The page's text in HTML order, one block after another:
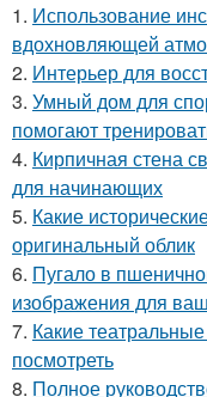
1. Использование
вдохновляющей
2. Интерьер для
3. Умный дом для
помогают
4. Кирпичная стена
для начинающих
5. Какие
оригинальный облик
6. Пугало в
изображения для
7. Какие
посмотреть
8. Полное